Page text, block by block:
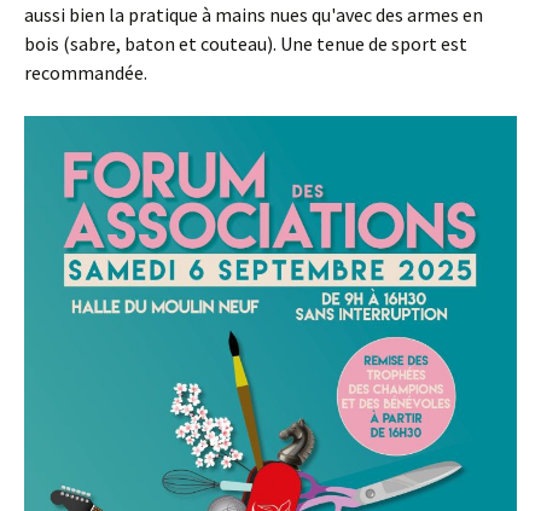
aussi bien la pratique à mains nues qu'avec des armes en
bois (sabre, baton et couteau). Une tenue de sport est
recommandée.